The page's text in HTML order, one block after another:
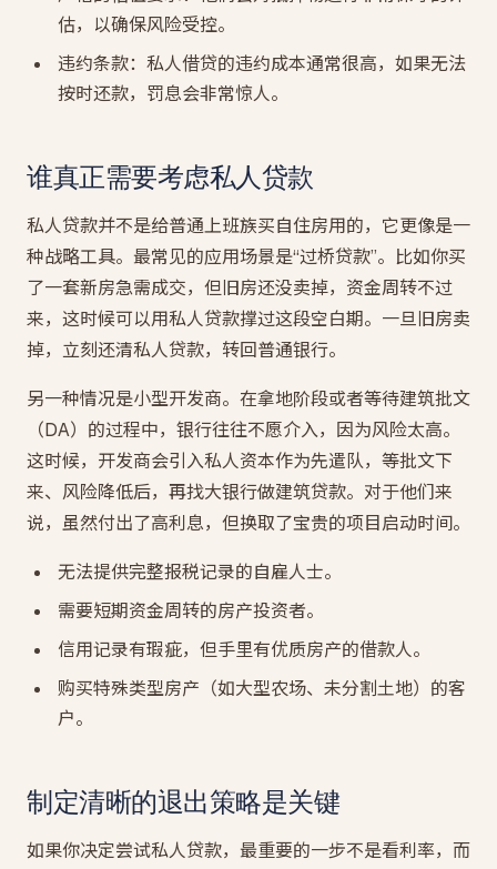
估，以确保风险受控。
违约条款：私人借贷的违约成本通常很高，如果无法
按时还款，罚息会非常惊人。
谁真正需要考虑私人贷款
私人贷款并不是给普通上班族买自住房用的，它更像是一
种战略工具。最常见的应用场景是“过桥贷款”。比如你买
了一套新房急需成交，但旧房还没卖掉，资金周转不过
来，这时候可以用私人贷款撑过这段空白期。一旦旧房卖
掉，立刻还清私人贷款，转回普通银行。
另一种情况是小型开发商。在拿地阶段或者等待建筑批文
（DA）的过程中，银行往往不愿介入，因为风险太高。
这时候，开发商会引入私人资本作为先遣队，等批文下
来、风险降低后，再找大银行做建筑贷款。对于他们来
说，虽然付出了高利息，但换取了宝贵的项目启动时间。
无法提供完整报税记录的自雇人士。
需要短期资金周转的房产投资者。
信用记录有瑕疵，但手里有优质房产的借款人。
购买特殊类型房产（如大型农场、未分割土地）的客
户。
制定清晰的退出策略是关键
如果你决定尝试私人贷款，最重要的一步不是看利率，而